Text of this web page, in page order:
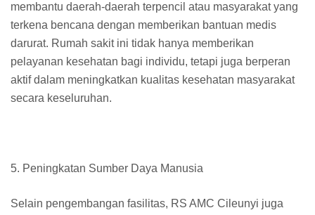
membantu daerah-daerah terpencil atau masyarakat yang
terkena bencana dengan memberikan bantuan medis
darurat. Rumah sakit ini tidak hanya memberikan
pelayanan kesehatan bagi individu, tetapi juga berperan
aktif dalam meningkatkan kualitas kesehatan masyarakat
secara keseluruhan.
5. Peningkatan Sumber Daya Manusia
Selain pengembangan fasilitas, RS AMC Cileunyi juga